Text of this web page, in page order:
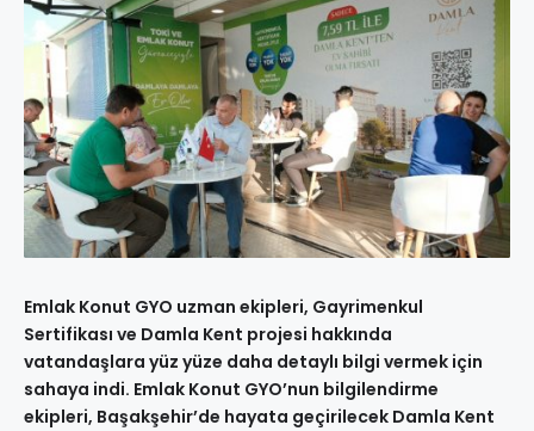
Emlak Konut GYO uzman ekipleri, Gayrimenkul
Sertifikası ve Damla Kent projesi hakkında
vatandaşlara yüz yüze daha detaylı bilgi vermek için
sahaya indi. Emlak Konut GYO’nun bilgilendirme
ekipleri, Başakşehir’de hayata geçirilecek Damla Kent